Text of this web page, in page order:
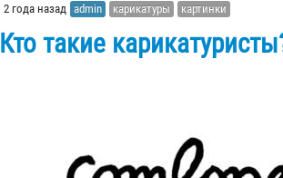
2 года назад admin карикатуры картинки
Кто такие